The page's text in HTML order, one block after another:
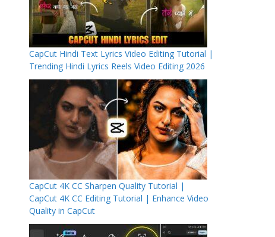
CapCut Hindi Text Lyrics Video Editing Tutorial |
Trending Hindi Lyrics Reels Video Editing 2026
CapCut 4K CC Sharpen Quality Tutorial |
CapCut 4K CC Editing Tutorial | Enhance Video
Quality in CapCut